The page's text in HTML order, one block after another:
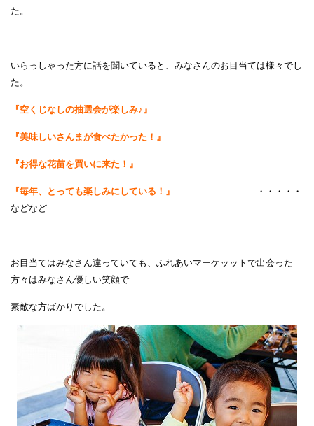
た。
いらっしゃった方に話を聞いていると、みなさんのお目当ては様々でし
た。
『空くじなしの抽選会が楽しみ♪』
『美味しいさんまが食べたかった！』
『お得な花苗を買いに来た！』
『毎年、とっても楽しみにしている！』
・・・・・
などなど
お目当てはみなさん違っていても、ふれあいマーケッットで出会った
方々はみなさん優しい笑顔で
素敵な方ばかりでした。